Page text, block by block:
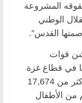
المشروعة
الوطني
القدس”.
قوات
في قطاع غزة
والضفة الغربية، أسفر عن ارتقاء أكثر من 17,674
غالبيهم من الأطفال